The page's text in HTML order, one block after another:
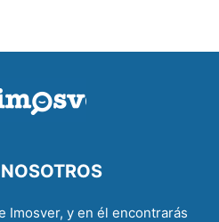
Imosver, y en él encontrarás